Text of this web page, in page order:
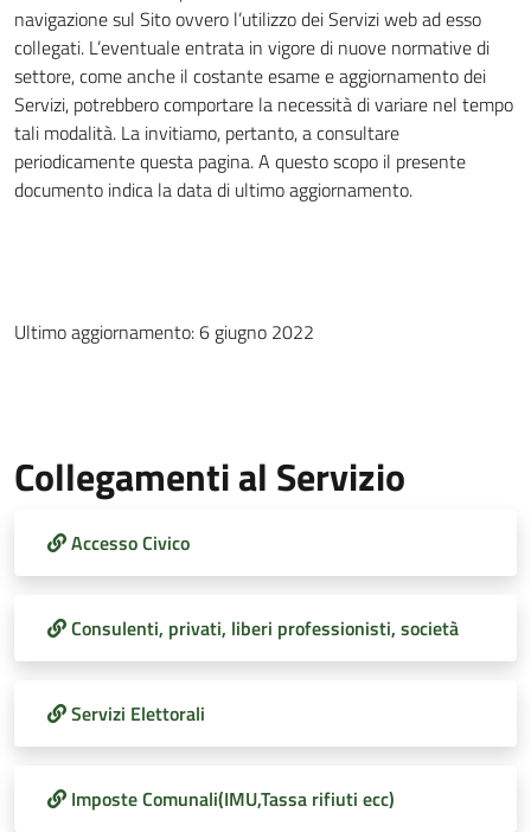
navigazione sul Sito ovvero l’utilizzo dei Servizi web ad esso
collegati. L’eventuale entrata in vigore di nuove normative di
settore, come anche il costante esame e aggiornamento dei
Servizi, potrebbero comportare la necessità di variare nel tempo
tali modalità. La invitiamo, pertanto, a consultare
periodicamente questa pagina. A questo scopo il presente
documento indica la data di ultimo aggiornamento.
Ultimo aggiornamento: 6 giugno 2022
Collegamenti al Servizio
Accesso Civico
Consulenti, privati, liberi professionisti, società
Servizi Elettorali
Imposte Comunali(IMU,Tassa rifiuti ecc)